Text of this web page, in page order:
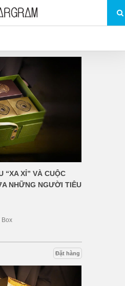
“XA XỈ” VÀ CUỘC
NHỮNG NGƯỜI TIÊU
Box
Đặt hàng